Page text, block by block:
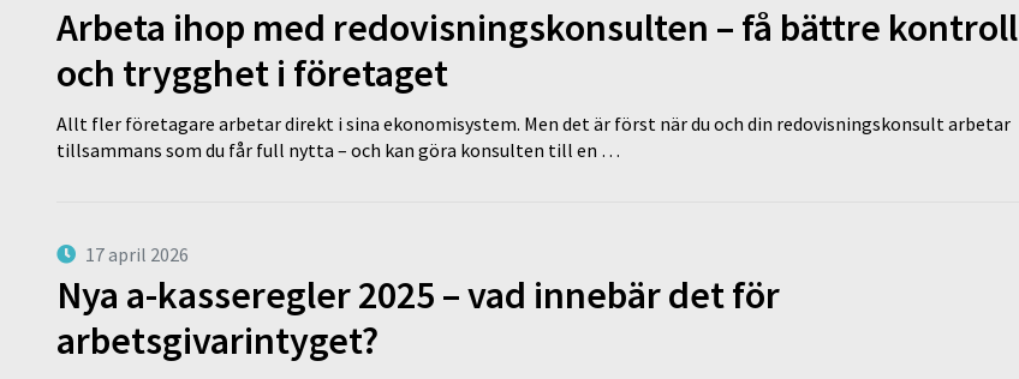
Arbeta ihop med redovisningskonsulten – få bättre kontroll
och trygghet i företaget
Allt fler företagare arbetar direkt i sina ekonomisystem. Men det är först när du och din redovisningskonsult arbetar
tillsammans som du får full nytta – och kan göra konsulten till en …
17 april 2026
Nya a-kasseregler 2025 – vad innebär det för
arbetsgivarintyget?